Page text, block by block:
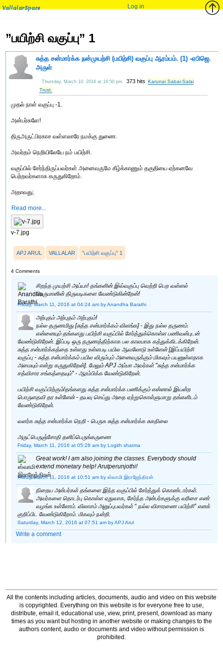
VallalarSpace Log in
”பயிற்சி வகுப்பு” 1
சுத்த சன்மார்க்க நன்முயற்சி (பயிற்சி) வகுப்பு ஆரம்பம். (1) -ஏபிஜெ.
அருள்
Thursday, March 10, 2016 at 16:50 pm 373 hits Karunai Sabai-Salai
Trust.
முதல் நாள் வகுப்பு -1.
அன்பர்களே!
திருஅருட்பிரகாச வள்ளலாரே நமக்கு துணை.
அவர்தம் நெறியிலேயே நம் பயிற்சி.
வகுப்பில் சேர்ந்திருப்பவர்கள் அனைவருமே கீழ்க்காணும் தகுதியை ஏற்கனவே
பெற்றவர்களாக கருதுகிறோம்.
அதாவது;
Read more...
v-7.jpg
APJ ARUL VALLALAR ”பயிற்சி வகுப்பு” 1
4 Comments
சிறந்த முயற்சி அய்யா! தங்களின் இவ்வகுப்பு வெற்றி பெற வள்ளல்
பெருமானின் திருவடிகளை வேண்டுகின்றேன்!
Friday, March 11, 2016 at 04:24 am by Anandha Barathi
அற்புதம் அற்புதம் அற்புதம்!
நல்ல தருணமிது [சுத்த சன்மார்க்கம் விளங்க] - இது நல்ல தருணம்.
என்னையும் தங்களது பயிற்சி வகுப்பில் சேர்த்துக்கொள்ள பணிவன்புடன்
வேண்டுகிறேன். இப்படி ஒரு தருணத்திற்காக பல காலமாக கத்துக்கிடக்கிறேன்.
சுத்த சன்மார்க்கத்தை உள்ளது உள்ளபடி பயில ஆவலோடு உள்ளேன் [இப்பயிற்சி
வகுப்பு - சுத்த சன்மார்க்கம் பயில விரும்பும் அனைவருக்கும் மிகவும் பயனுள்ளதாக
அமையும் என்று கருதுகிறேன்]. மேலும் APJ அம்மா அவர்கள் "சுத்த சன்மார்க்க
சத்விசார சங்கத்தையும்" - ஆரம்பிக்க வேண்டுகிறேன்.
பயிற்சி வகுப்பிற்கும்/தங்களது சுத்த சன்மார்க்க பணிக்கும் என்னால் இயன்ற
பொருளதவி தர உள்ளேன் - தயவு செய்து அதை ஏற்றுகொள்ளுமாறு தங்களிடம்
வேண்டுகிறேன்.
வளர்க சுத்த சன்மார்க்க நெறி - பெருக சுத்த சன்மார்க்க சுகநிலை
அருட்பெருஞ்சோதி தனிப்பெருங்கருணை
Friday, March 11, 2016 at 05:28 am by Logith sharma
Great work! I am also joining the classes. Everybody should
extend monetary help! Arutperunjothi!
Friday, March 11, 2016 at 10:51 am by ஸ்வாமி இராஜேந்திரன்
நிறைய அன்பர்கள் தங்களை இந்த வகுப்பில் சேர்த்துக் கொண்டார்கள்.
அவர்களை தொடர்பு கொள்ள ஏதுவாக, சேர்ந்த அன்பர்களுக்கு வரிசை எண்
வழங்க உள்ளோம். விலாசம் அனுப்புபவர்கள் “ நல்ல விசாரணை பயிற்சி” எனக்
குறிப்பிட வேண்டுகிறோம். மிகவும் நன்றி.
Saturday, March 12, 2016 at 07:51 am by APJ Arul
Write a comment
All the contents including articles, documents, audio and video on this website
is copyrighted. Everything on this website is for everyone free to use,
distribute, email it, educational use, view, print, present, download as many
times as you want but hosting in another website or making changes to the
authors content, audio or documents and video without permission is
prohibited.